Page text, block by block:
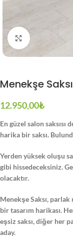
Büyütmek için
Menekşe
12.950,00₺
En güzel salon saksısı
harika bir saksı.
Yerden yüksek oluşu
gibi hissedeceksiniz.
olacaktır.
Menekşe Saksı,
bir tasarım harikası.
eşsiz saksı, diğer her
aday.